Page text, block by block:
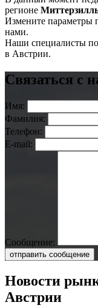
регионе
Измените параметры
нами.
Наши специалисты
в Австрии.
Связаться с
Имя:
Фамилия:
Телефон:
E-mail:
Сообщение:
отправить сообщение
Новости
Австрии